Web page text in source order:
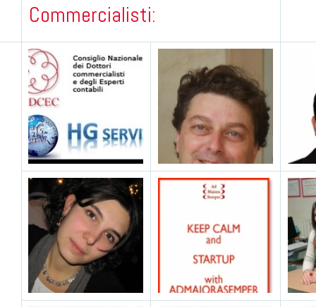
Commercialisti: